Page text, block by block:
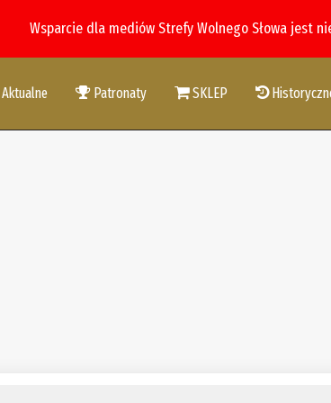
Wsparcie dla mediów Strefy Wolnego Słowa jest
Aktualne Patronaty SKLEP